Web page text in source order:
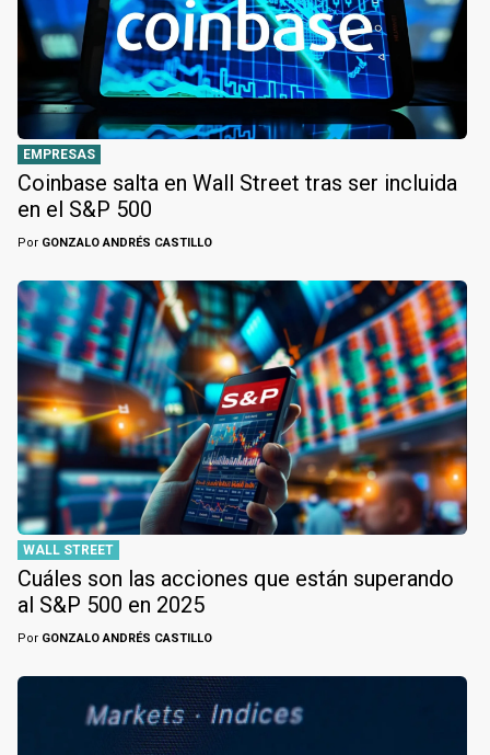
EMPRESAS
Coinbase salta en Wall Street tras ser incluida
en el S&P 500
Por GONZALO ANDRÉS CASTILLO
WALL STREET
Cuáles son las acciones que están superando
al S&P 500 en 2025
Por GONZALO ANDRÉS CASTILLO